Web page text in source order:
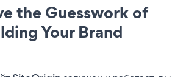
the Guesswork of
Your Brand